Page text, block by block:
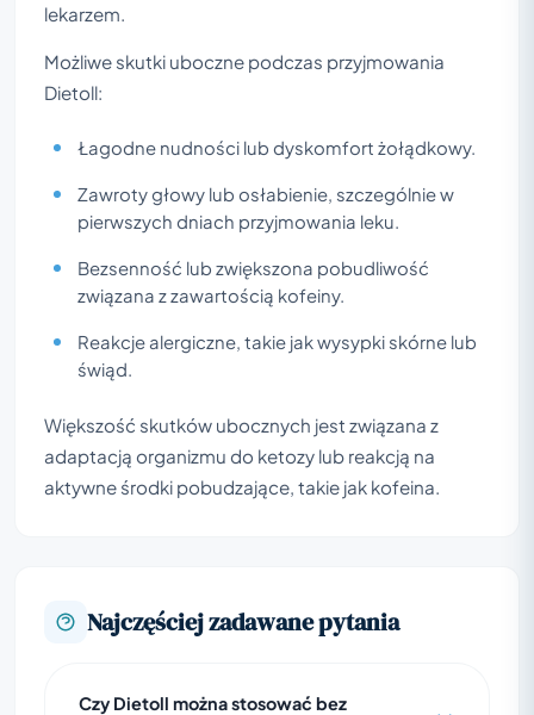
lekarzem.
Możliwe skutki uboczne podczas przyjmowania
Dietoll:
Łagodne nudności lub dyskomfort żołądkowy.
Zawroty głowy lub osłabienie, szczególnie w
pierwszych dniach przyjmowania leku.
Bezsenność lub zwiększona pobudliwość
związana z zawartością kofeiny.
Reakcje alergiczne, takie jak wysypki skórne lub
świąd.
Większość skutków ubocznych jest związana z
adaptacją organizmu do ketozy lub reakcją na
aktywne środki pobudzające, takie jak kofeina.
Najczęściej zadawane pytania
Czy Dietoll można stosować bez